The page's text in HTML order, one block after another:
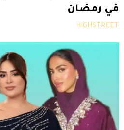
في رمضان
HIGHSTREET